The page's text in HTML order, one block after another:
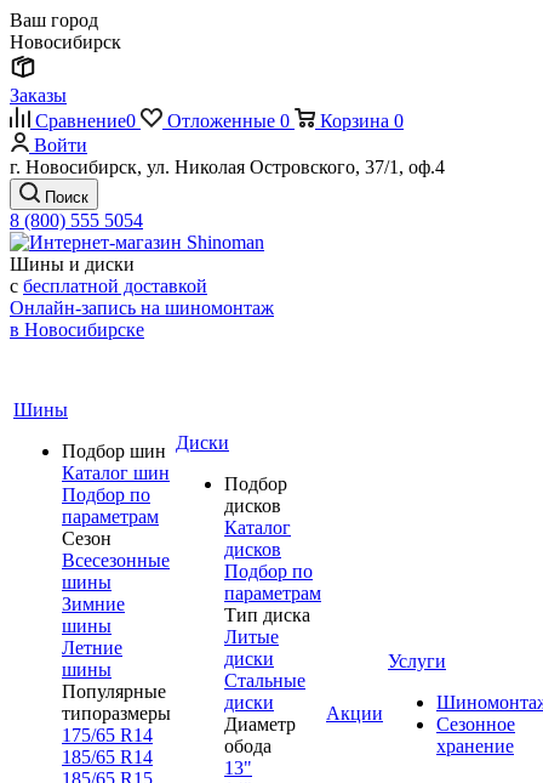
Ваш город
Новосибирск
Заказы
Сравнение0 Отложенные 0 Корзина 0
Войти
г. Новосибирск, ул. Николая Островского, 37/1, оф.4
Поиск
8 (800) 555 5054
Шины и диски
с бесплатной доставкой
Онлайн-запись на шиномонтаж
в Новосибирске
Шины
Подбор шин
Каталог шин
Подбор по
параметрам
Сезон
Всесезонные
шины
Зимние
шины
Летние
шины
Популярные
типоразмеры
175/65 R14
185/65 R14
185/65 R15
Диски
Подбор
дисков
Каталог
дисков
Подбор по
параметрам
Тип диска
Литые
диски
Стальные
диски
Диаметр
обода
13"
Акции
Услуги
Сезонное
хранение